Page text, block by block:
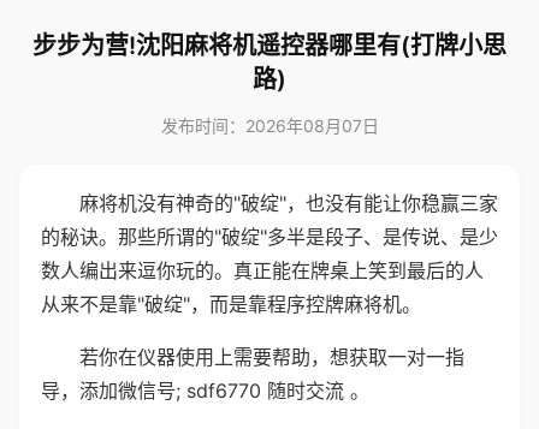
步步为营!沈阳麻将机遥控器哪里有(打牌小思
路)
发布时间：2026年08月07日
麻将机没有神奇的"破绽"，也没有能让你稳赢三家
的秘诀。那些所谓的"破绽"多半是段子、是传说、是少
数人编出来逗你玩的。真正能在牌桌上笑到最后的人
从来不是靠"破绽"，而是靠程序控牌麻将机。
若你在仪器使用上需要帮助，想获取一对一指
导，添加微信号; sdf6770 随时交流 。